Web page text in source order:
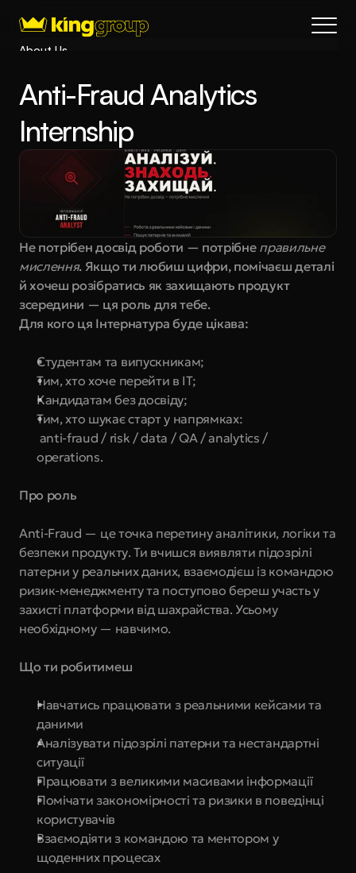
About Us
Services
Process
Coming Soon
Book a call
Anti-Fraud Analytics
Internship
Не потрібен досвід роботи — потрібне правильне
мислення. Якщо ти любиш цифри, помічаєш деталі
й хочеш розібратись як захищають продукт
зсередини — ця роль для тебе.
Для кого ця Інтернатура буде цікава:
Студентам та випускникам;
Тим, хто хоче перейти в IT;
Кандидатам без досвіду;
Тим, хто шукає старт у напрямках:
anti-fraud / risk / data / QA / analytics /
operations.
Про роль
Anti-Fraud — це точка перетину аналітики, логіки та
безпеки продукту. Ти вчишся виявляти підозрілі
патерни у реальних даних, взаємодієш із командою
ризик-менеджменту та поступово береш участь у
захисті платформи від шахрайства. Усьому
необхідному — навчимо.
Що ти робитимеш
Навчатись працювати з реальними кейсами та
даними
Аналізувати підозрілі патерни та нестандартні
ситуації
Працювати з великими масивами інформації
Помічати закономірності та ризики в поведінці
користувачів
Взаємодіяти з командою та ментором у
щоденних процесах